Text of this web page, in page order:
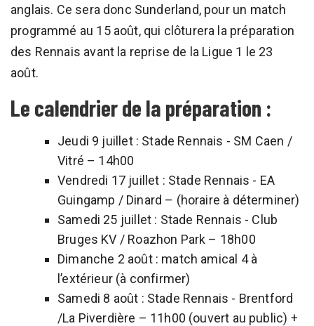
anglais. Ce sera donc Sunderland, pour un match
programmé au 15 août, qui clôturera la préparation
des Rennais avant la reprise de la Ligue 1 le 23
août.
Le calendrier de la préparation :
Jeudi 9 juillet : Stade Rennais - SM Caen /
Vitré – 14h00
Vendredi 17 juillet : Stade Rennais - EA
Guingamp / Dinard – (horaire à déterminer)
Samedi 25 juillet : Stade Rennais - Club
Bruges KV / Roazhon Park – 18h00
Dimanche 2 août : match amical 4 à
l’extérieur (à confirmer)
Samedi 8 août : Stade Rennais - Brentford
/La Piverdière – 11h00 (ouvert au public) +